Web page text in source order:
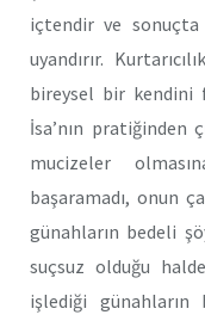
içtendir ve
uyandırır.
bireysel bir kendini
İsa’nın pratiğinden
mucizeler
başaramadı, onun
günahların bedeli
suçsuz olduğu
işlediği günahların